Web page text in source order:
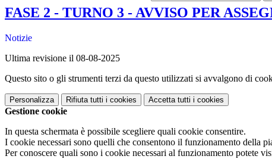
FASE 2 - TURNO 3 - AVVISO PER
Notizie
Ultima revisione il 08-08-2025
Questo sito o gli strumenti terzi da questo utilizzati si avvalgono di
Personalizza Rifiuta tutti i cookies Accetta tutti i cookies
Gestione cookie
In questa schermata è possibile scegliere quali cookie consentire.
I cookie necessari sono quelli che consentono il funzionamento della
Per conoscere quali sono i cookie necessari al funzionamento potete